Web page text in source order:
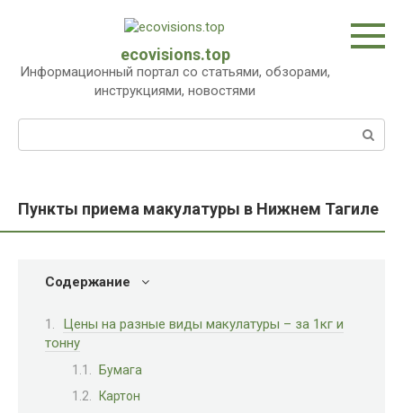
ecovisions.top
Информационный портал со статьями, обзорами,
инструкциями, новостями
Пункты приема макулатуры в Нижнем Тагиле
Содержание
Цены на разные виды макулатуры – за 1кг и
тонну
Бумага
Картон